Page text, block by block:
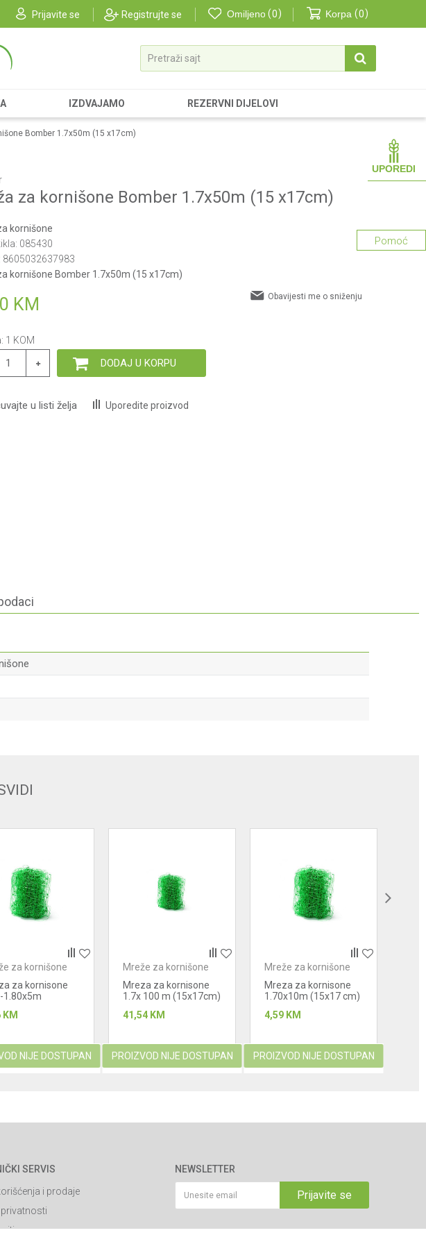
Prijavite se Registrujte se Omiljeno 0 Korpa 0
Pretraži sajt
IZDVAJAMO REZERVNI DIJELOVI
UPOREDI
Bomber 1.7x50m (15 x17cm)
za kornišone Bomber 1.7x50m (15 x17cm)
kornišone
085430
8605032637983
kornišone Bomber 1.7x50m (15 x17cm)
KM Obavijesti me o sniženju
1 KOM
DODAJ U KORPU
u listi želja Uporedite proizvod
Pomoć
za kornišone
za kornisone
1.80x5m
KM
NIJE DOSTUPAN
Mreže za kornišone
Mreza za kornisone
1.7x 100 m (15x17cm)
41,54 KM
PROIZVOD NIJE DOSTUPAN
Mreže za kornišone
Mreza za kornisone
1.70x10m (15x17 cm)
4,59 KM
PROIZVOD NIJE DOSTUPAN
SERVIS
i prodaje
NEWSLETTER
Prijavite se